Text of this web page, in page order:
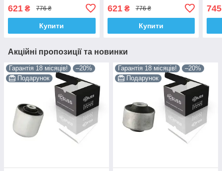
LEMFORDER. 36017 ,
FE43753 , VKDS338511
621 ₴ 776 ₴
Купити
LEMFORDER. 36017 ,
FE43753 , VKDS338511
621₴ 776 ₴
Купити
745
Акційні пропозиції та новинки
Гарантія 18 місяців!
–20%
Подарунок
Гарантія 18 місяців!
–20%
Подарунок